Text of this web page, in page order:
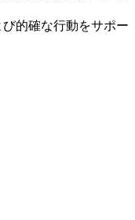
的確な行動をサポー